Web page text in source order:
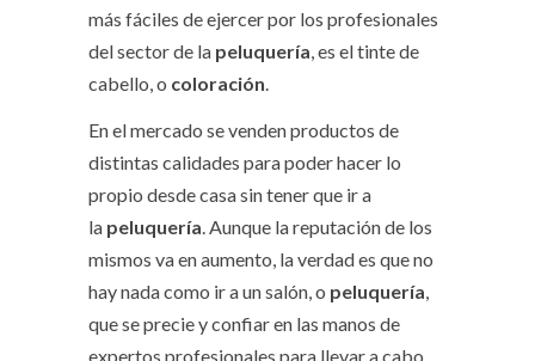
más fáciles de ejercer por los profesionales
del sector de la peluquería , es el tinte de
cabello, o coloración
En el mercado se venden productos de
distintas calidades para poder hacer lo
propio desde casa sin tener que ir a
la peluquería . Aunque la reputación de los
mismos va en aumento, la verdad es que no
hay nada como ir a un salón, o peluquería
que se precie y confiar en las manos de
expertos profesionales para llevar a cabo